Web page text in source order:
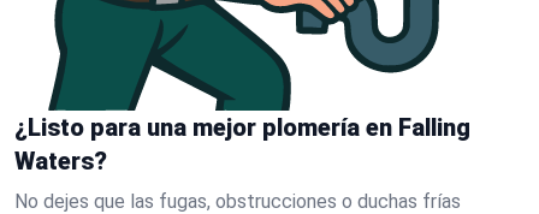
¿Listo para una mejor plomería en Falling
Waters?
No dejes que las fugas, obstrucciones o duchas frías